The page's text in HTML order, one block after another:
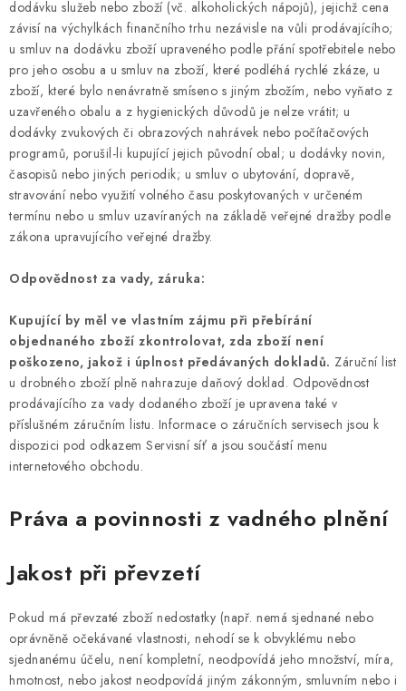
dodávku služeb nebo zboží (vč. alkoholických nápojů), jejichž cena
závisí na výchylkách finančního trhu nezávisle na vůli prodávajícího;
u smluv na dodávku zboží upraveného podle přání spotřebitele nebo
pro jeho osobu a u smluv na zboží, které podléhá rychlé zkáze, u
zboží, které bylo nenávratně smíseno s jiným zbožím, nebo vyňato z
uzavřeného obalu a z hygienických důvodů je nelze vrátit; u
dodávky zvukových či obrazových nahrávek nebo počítačových
programů, porušil-li kupující jejich původní obal; u dodávky novin,
časopisů nebo jiných periodik; u smluv o ubytování, dopravě,
stravování nebo využití volného času poskytovaných v určeném
termínu nebo u smluv uzavíraných na základě veřejné dražby podle
zákona upravujícího veřejné dražby.
Odpovědnost za vady, záruka:
Kupující by měl ve vlastním zájmu při přebírání
objednaného zboží zkontrolovat, zda zboží není
poškozeno, jakož i úplnost předávaných dokladů. Záruční list
u drobného zboží plně nahrazuje daňový doklad. Odpovědnost
prodávajícího za vady dodaného zboží je upravena také v
příslušném záručním listu. Informace o záručních servisech jsou k
dispozici pod odkazem Servisní síť a jsou součástí menu
internetového obchodu.
Práva a povinnosti z vadného plnění
Jakost při převzetí
Pokud má převzaté zboží nedostatky (např. nemá sjednané nebo
oprávněně očekávané vlastnosti, nehodí se k obvyklému nebo
sjednanému účelu, není kompletní, neodpovídá jeho množství, míra,
hmotnost, nebo jakost neodpovídá jiným zákonným, smluvním nebo i